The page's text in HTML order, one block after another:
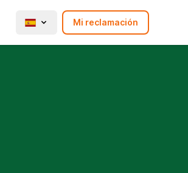
Mi reclamación